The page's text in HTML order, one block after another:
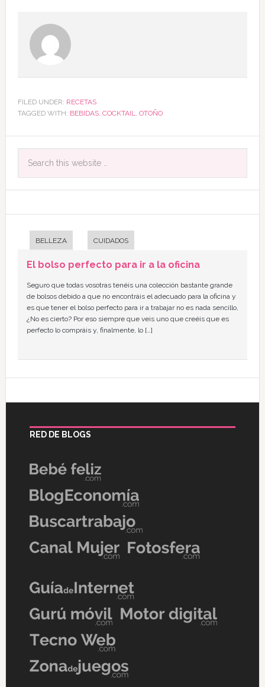
FILED UNDER: RECETAS
TAGGED WITH: BEBIDAS, COCKTAIL, OTOÑO
BELLEZA CUIDADOS
El bolso perfecto para ir a la oficina
Seguro que todas vosotras tenéis una colección bastante grande
de bolsos debido a que no encontráis el adecuado para la oficina y
es que tener el bolso perfecto para ir a trabajar no es nada sencillo,
¿No es cierto? Por eso siempre que veis uno que creéis que es
perfecto lo compráis y, finalmente, lo […]
RED DE BLOGS